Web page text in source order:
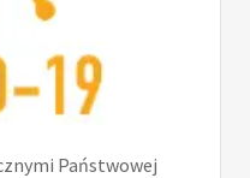
Państwowej